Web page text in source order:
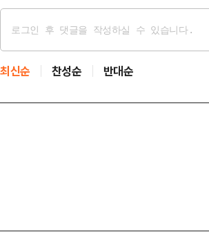
최신순 찬성순 반대순